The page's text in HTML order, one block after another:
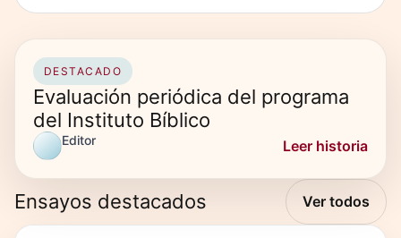
DESTACADO
Evaluación periódica del programa
del Instituto Bíblico
Editor Leer historia
Ensayos destacados Ver todos